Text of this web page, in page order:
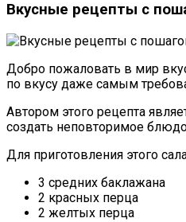
Вкусные рецепты с
Добро пожаловать в мир
по вкусу даже самым
Автором этого рецепта
создать неповторимое
Для приготовления этого
3 средних баклажана
2 красных перца
2 желтых перца